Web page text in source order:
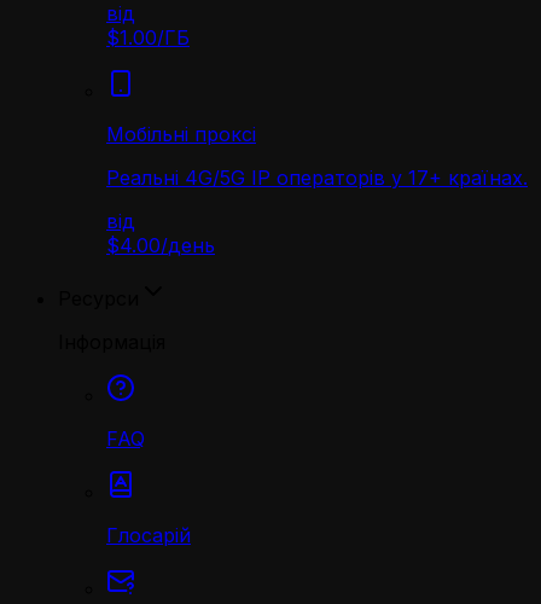
від
$1.00/ГБ
Мобільні проксі
Реальні 4G/5G IP операторів у 17+ країнах.
від
$4.00/день
FAQ
Глосарій